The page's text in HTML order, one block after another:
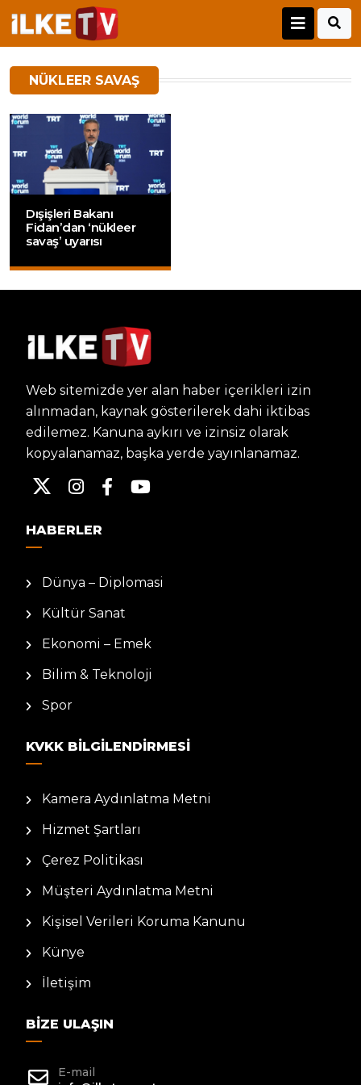
NÜKLEER SAVAŞ
Dışişleri Bakanı
Fidan’dan ‘nükleer
savaş’ uyarısı
Web sitemizde yer alan haber içerikleri izin
alınmadan, kaynak gösterilerek dahi iktibas
edilemez. Kanuna aykırı ve izinsiz olarak
kopyalanamaz, başka yerde yayınlanamaz.
HABERLER
Dünya – Diplomasi
Kültür Sanat
Ekonomi – Emek
Bilim & Teknoloji
Spor
KVKK BILGILENDIRMESI
Kamera Aydınlatma Metni
Hizmet Şartları
Çerez Politikası
Müşteri Aydınlatma Metni
Kişisel Verileri Koruma Kanunu
Künye
İletişim
BIZE ULAŞIN
E-mail